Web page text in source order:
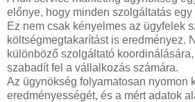
előnye, hogy minden szolgáltatás
Ez nem csak kényelmes az ügyfelek
költségmegtakarítást is eredményez.
különböző szolgáltató
szabadít fel a vállalkozás számára.
Az ügynökség folyamatosan nyomon
eredményességét, és a mért adatok